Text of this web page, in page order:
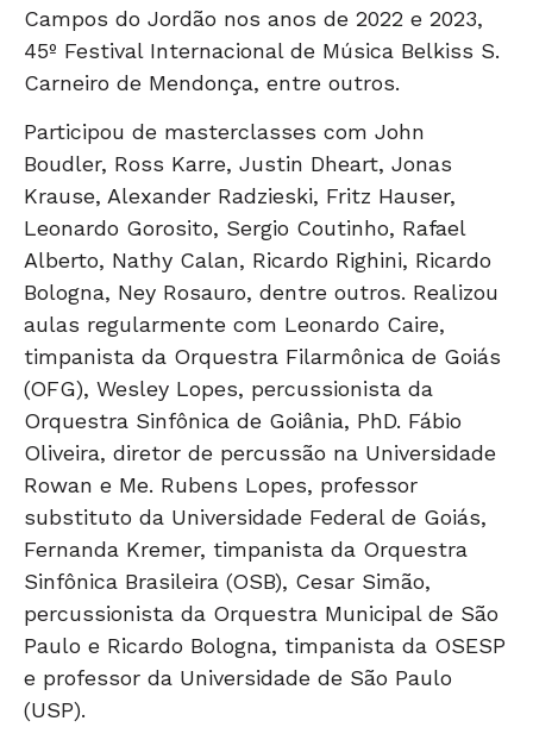
Campos do Jordão nos anos de 2022 e 2023,
45º Festival Internacional de Música Belkiss S.
Carneiro de Mendonça, entre outros.
Participou de masterclasses com John
Boudler, Ross Karre, Justin Dheart, Jonas
Krause, Alexander Radzieski, Fritz Hauser,
Leonardo Gorosito, Sergio Coutinho, Rafael
Alberto, Nathy Calan, Ricardo Righini, Ricardo
Bologna, Ney Rosauro, dentre outros. Realizou
aulas regularmente com Leonardo Caire,
timpanista da Orquestra Filarmônica de Goiás
(OFG), Wesley Lopes, percussionista da
Orquestra Sinfônica de Goiânia, PhD. Fábio
Oliveira, diretor de percussão na Universidade
Rowan e Me. Rubens Lopes, professor
substituto da Universidade Federal de Goiás,
Fernanda Kremer, timpanista da Orquestra
Sinfônica Brasileira (OSB), Cesar Simão,
percussionista da Orquestra Municipal de São
Paulo e Ricardo Bologna, timpanista da OSESP
e professor da Universidade de São Paulo
(USP).